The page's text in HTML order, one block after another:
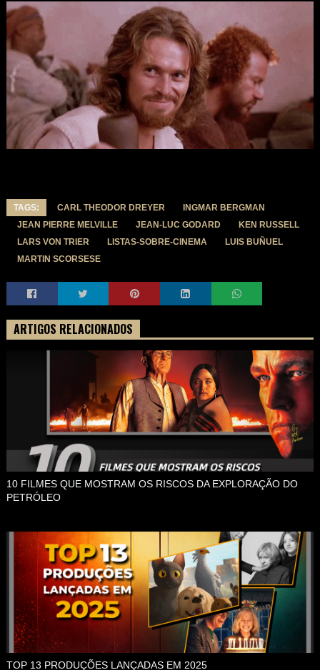
TAGS: CARL THEODOR DREYER
INGMAR BERGMAN
JEAN PIERRE MELVILLE
JEAN-LUC GODARD
KEN RUSSELL
LARS VON TRIER
LISTAS-SOBRE-CINEMA
LUIS BUÑUEL
MARTIN SCORSESE
ARTIGOS RELACIONADOS
10 FILMES QUE MOSTRAM OS RISCOS DA EXPLORAÇÃO DO
PETRÓLEO
TOP 13 PRODUÇÕES LANÇADAS EM 2025